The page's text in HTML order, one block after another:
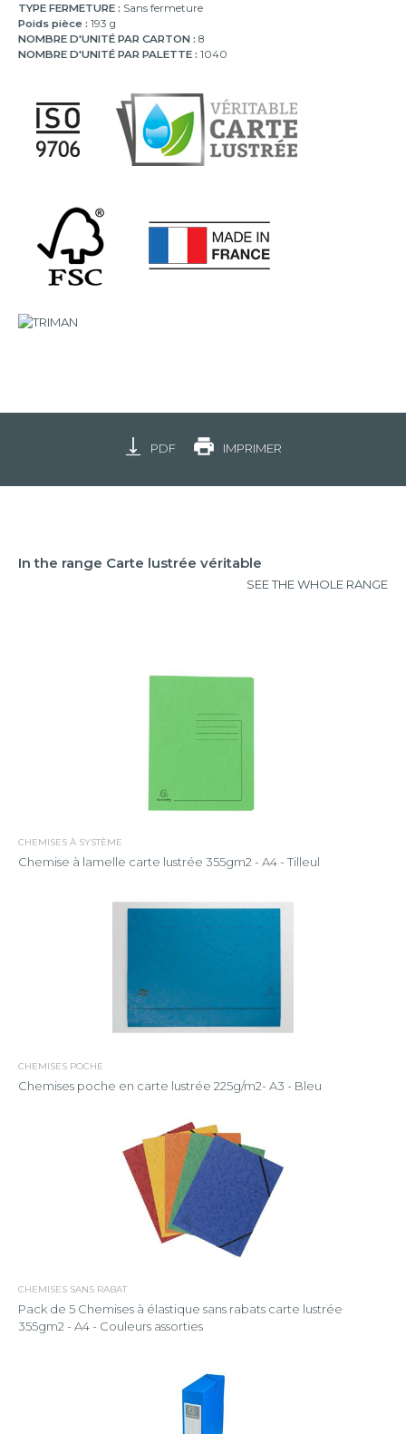
TYPE FERMETURE : Sans fermeture
Poids pièce : 193 g
NOMBRE D'UNITÉ PAR CARTON : 8
NOMBRE D'UNITÉ PAR PALETTE : 1040
PDF IMPRIMER
In the range Carte lustrée véritable
SEE THE WHOLE RANGE
CHEMISES À SYSTÈME
Chemise à lamelle carte lustrée 355gm2 - A4 - Tilleul
CHEMISES POCHE
Chemises poche en carte lustrée 225g/m2- A3 - Bleu
CHEMISES SANS RABAT
Pack de 5 Chemises à élastique sans rabats carte lustrée
355gm2 - A4 - Couleurs assorties